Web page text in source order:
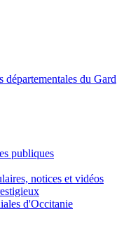
départementales du Gard
publiques
notices et vidéos
d'Occitanie